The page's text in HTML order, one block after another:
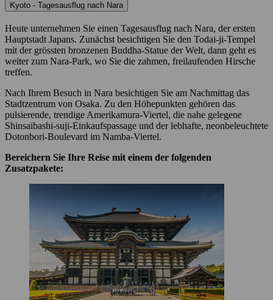
Kyoto - Tagesausflug nach Nara
Heute unternehmen Sie einen Tagesausflug nach Nara, der ersten
Hauptstadt Japans. Zunächst besichtigen Sie den Todai-ji-Tempel
mit der grössten bronzenen Buddha-Statue der Welt, dann geht es
weiter zum Nara-Park, wo Sie die zahmen, freilaufenden Hirsche
treffen.
Nach Ihrem Besuch in Nara besichtigen Sie am Nachmittag das
Stadtzentrum von Osaka. Zu den Höhepunkten gehören das
pulsierende, trendige Amerikamura-Viertel, die nahe gelegene
Shinsaibashi-suji-Einkaufspassage und der lebhafte, neonbeleuchtete
Dotonbori-Boulevard im Namba-Viertel.
Bereichern Sie Ihre Reise mit einem der folgenden
Zusatzpakete: